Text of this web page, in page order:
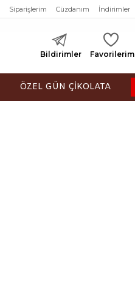
Siparişlerim Cüzdanım İndirimler
Bildirimler Favorilerim
ÖZEL GÜN ÇİKOLATA